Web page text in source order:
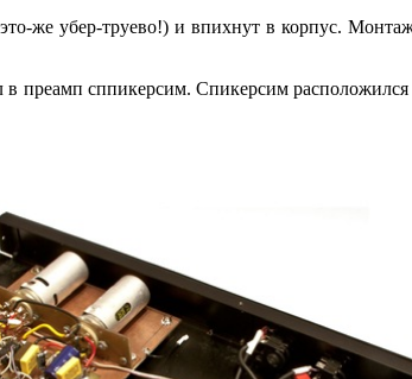
же убер-труево!) и впихнут в корпус.
преамп сппикерсим. Спикерсим